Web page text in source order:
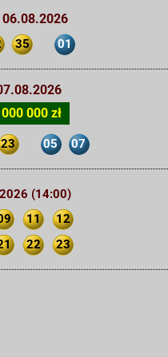
35 01
000 zł
23 05 07
(14:00)
11
12
22 23